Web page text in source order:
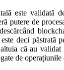
este validată
putere de
deci păstrată
că au validat
de operațiunile